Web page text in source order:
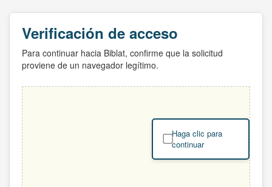
Verificación de acceso
Para continuar hacia Biblat, confirme que la solicitud
proviene de un navegador legítimo.
Haga clic para
continuar